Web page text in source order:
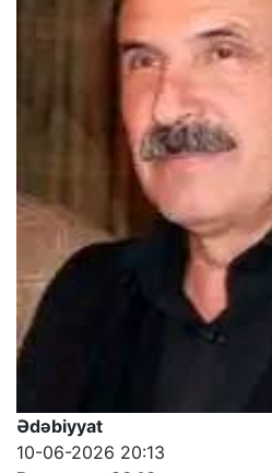
Ədəbiyyat
10-06-2026 20:13